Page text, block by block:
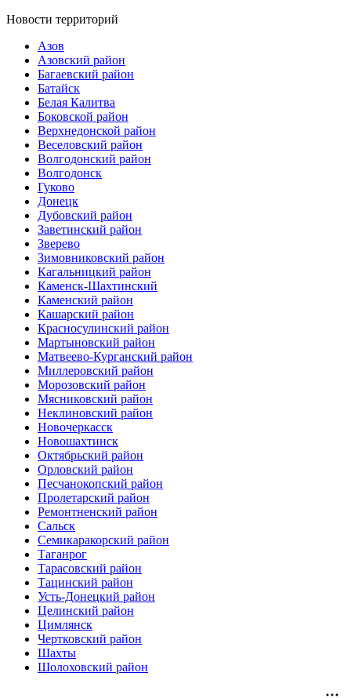
Новости территорий
Азов
Азовский район
Багаевский район
Батайск
Белая Калитва
Боковской район
Верхнедонской район
Веселовский район
Волгодонский район
Волгодонск
Гуково
Донецк
Дубовский район
Заветинский район
Зверево
Зимовниковский район
Кагальницкий район
Каменск-Шахтинский
Каменский район
Кашарский район
Красносулинский район
Мартыновский район
Матвеево-Курганский район
Миллеровский район
Морозовский район
Мясниковский район
Неклиновский район
Новочеркасск
Новошахтинск
Октябрьский район
Орловский район
Песчанокопский район
Пролетарский район
Ремонтненский район
Сальск
Семикаракорский район
Таганрог
Тарасовский район
Тацинский район
Усть-Донецкий район
Целинский район
Цимлянск
Чертковский район
Шахты
Шолоховский район